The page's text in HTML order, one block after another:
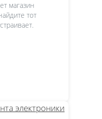
магазин
тот